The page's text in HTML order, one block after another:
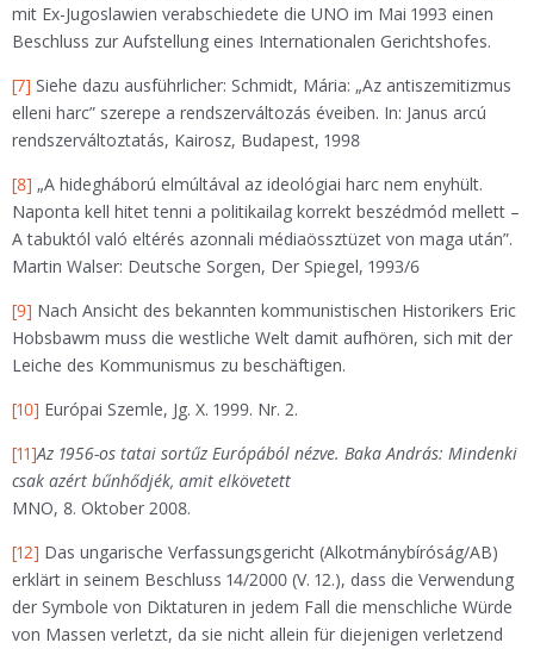
mit Ex-Jugoslawien verabschiedete die UNO im Mai 1993 einen
Beschluss zur Aufstellung eines Internationalen Gerichtshofes.
[7] Siehe dazu ausführlicher: Schmidt, Mária: „Az antiszemitizmus
elleni harc” szerepe a rendszerváltozás éveiben. In: Janus arcú
rendszerváltoztatás, Kairosz, Budapest, 1998
[8] „A hidegháború elmúltával az ideológiai harc nem enyhült.
Naponta kell hitet tenni a politikailag korrekt beszédmód mellett –
A tabuktól való eltérés azonnali médiaössztüzet von maga után”.
Martin Walser: Deutsche Sorgen, Der Spiegel, 1993/6
[9] Nach Ansicht des bekannten kommunistischen Historikers Eric
Hobsbawm muss die westliche Welt damit aufhören, sich mit der
Leiche des Kommunismus zu beschäftigen.
[10] Európai Szemle, Jg. X. 1999. Nr. 2.
[11]Az 1956-os tatai sortűz Európából nézve. Baka András: Mindenki
csak azért bűnhődjék, amit elkövetett
MNO, 8. Oktober 2008.
[12] Das ungarische Verfassungsgericht (Alkotmánybíróság/AB)
erklärt in seinem Beschluss 14/2000 (V. 12.), dass die Verwendung
der Symbole von Diktaturen in jedem Fall die menschliche Würde
von Massen verletzt, da sie nicht allein für diejenigen verletzend